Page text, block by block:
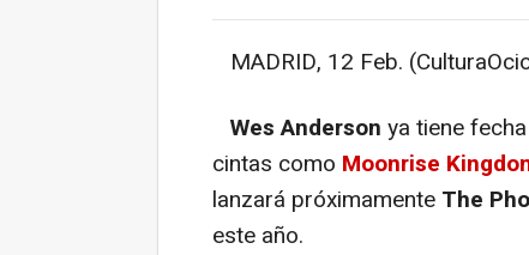
MADRID, 12 Feb.
Wes Anderson ya tiene
cintas como Moonrise
lanzará próximamente The
este año.